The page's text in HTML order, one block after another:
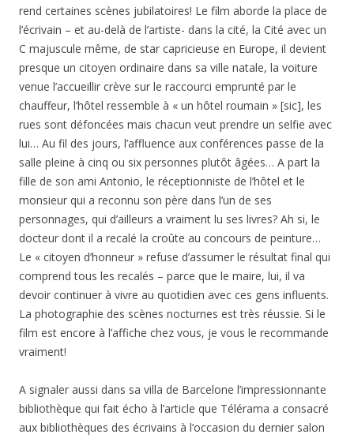
rend certaines scènes jubilatoires! Le film aborde la place de
l’écrivain – et au-delà de l’artiste- dans la cité, la Cité avec un
C majuscule même, de star capricieuse en Europe, il devient
presque un citoyen ordinaire dans sa ville natale, la voiture
venue l’accueillir crève sur le raccourci emprunté par le
chauffeur, l’hôtel ressemble à « un hôtel roumain » [sic], les
rues sont défoncées mais chacun veut prendre un selfie avec
lui… Au fil des jours, l’affluence aux conférences passe de la
salle pleine à cinq ou six personnes plutôt âgées… A part la
fille de son ami Antonio, le réceptionniste de l’hôtel et le
monsieur qui a reconnu son père dans l’un de ses
personnages, qui d’ailleurs a vraiment lu ses livres? Ah si, le
docteur dont il a recalé la croûte au concours de peinture…
Le « citoyen d’honneur » refuse d’assumer le résultat final qui
comprend tous les recalés – parce que le maire, lui, il va
devoir continuer à vivre au quotidien avec ces gens influents.
La photographie des scènes nocturnes est très réussie. Si le
film est encore à l’affiche chez vous, je vous le recommande
vraiment!
A signaler aussi dans sa villa de Barcelone l’impressionnante
bibliothèque qui fait écho à l’article que Télérama a consacré
aux bibliothèques des écrivains à l’occasion du dernier salon